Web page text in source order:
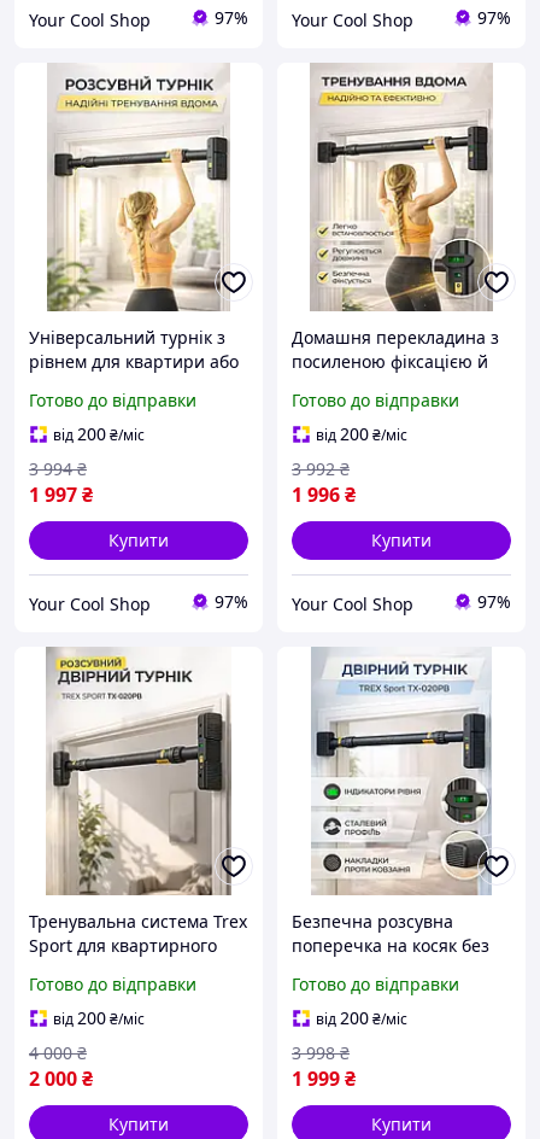
Your Cool Shop 97% Your Cool Shop 97%
Універсальний турнік з
рівнем для квартири або
для початківців та
досвідчених людей
Готово до відправки
від200₴/міс
1 997₴
3 994 ₴
Купити
Your Cool Shop 97%
Домашня перекладина з
посиленою фіксацією й
розташуванням
схоплення для
підтягування у квартирі
Готово до відправки
від200₴/міс
1 996₴
3 992 ₴
Купити
Your Cool Shop 97%
Тренувальна система Trex
Sport для квартирного
посиленою розпірною
конструкцією й захистом
поверхні стін
Готово до відправки
від200₴/міс
2 000₴
4 000 ₴
Купити
Безпечна розсувна
поперечка на косяк без
домашнього спорту та
тренування верхньої
частини тіла та преса у
квартирі
Готово до відправки
від200₴/міс
1 999₴
3 998 ₴
Купити